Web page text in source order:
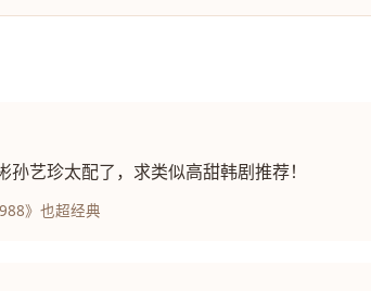
孙艺珍太配了，求类似高甜韩剧推荐！
》也超经典